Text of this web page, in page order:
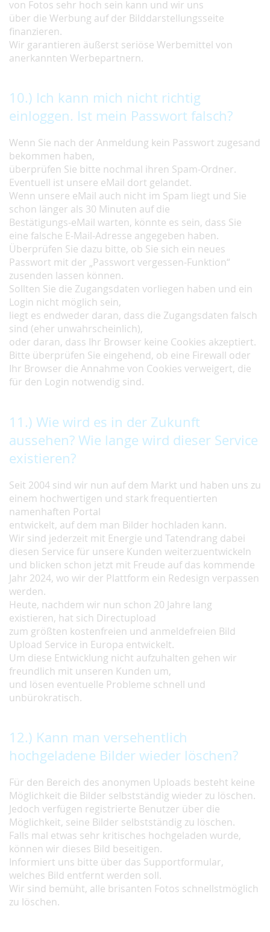
von Fotos sehr hoch sein kann und wir uns
über die Werbung auf der Bilddarstellungsseite
finanzieren.
Wir garantieren äußerst seriöse Werbemittel von
anerkannten Werbepartnern.
10.) Ich kann mich nicht richtig
einloggen. Ist mein Passwort falsch?
Wenn Sie nach der Anmeldung kein Passwort zugesand
bekommen haben,
überprüfen Sie bitte nochmal ihren Spam-Ordner.
Eventuell ist unsere eMail dort gelandet.
Wenn unsere eMail auch nicht im Spam liegt und Sie
schon länger als 30 Minuten auf die
Bestätigungs-eMail warten, könnte es sein, dass Sie
eine falsche E-Mail-Adresse angegeben haben.
Überprüfen Sie dazu bitte, ob Sie sich ein neues
Passwort mit der „Passwort vergessen-Funktion“
zusenden lassen können.
Sollten Sie die Zugangsdaten vorliegen haben und ein
Login nicht möglich sein,
liegt es endweder daran, dass die Zugangsdaten falsch
sind (eher unwahrscheinlich),
oder daran, dass Ihr Browser keine Cookies akzeptiert.
Bitte überprüfen Sie eingehend, ob eine Firewall oder
Ihr Browser die Annahme von Cookies verweigert, die
für den Login notwendig sind.
11.) Wie wird es in der Zukunft
aussehen? Wie lange wird dieser Service
existieren?
Seit 2004 sind wir nun auf dem Markt und haben uns zu
einem hochwertigen und stark frequentierten
namenhaften Portal
entwickelt, auf dem man Bilder hochladen kann.
Wir sind jederzeit mit Energie und Tatendrang dabei
diesen Service für unsere Kunden weiterzuentwickeln
und blicken schon jetzt mit Freude auf das kommende
Jahr 2024, wo wir der Plattform ein Redesign verpassen
werden.
Heute, nachdem wir nun schon 20 Jahre lang
existieren, hat sich Directupload
zum größten kostenfreien und anmeldefreien Bild
Upload Service in Europa entwickelt.
Um diese Entwicklung nicht aufzuhalten gehen wir
freundlich mit unseren Kunden um,
und lösen eventuelle Probleme schnell und
unbürokratisch.
12.) Kann man versehentlich
hochgeladene Bilder wieder löschen?
Für den Bereich des anonymen Uploads besteht keine
Möglichkeit die Bilder selbstständig wieder zu löschen.
Jedoch verfügen registrierte Benutzer über die
Möglichkeit, seine Bilder selbstständig zu löschen.
Falls mal etwas sehr kritisches hochgeladen wurde,
können wir dieses Bild beseitigen.
Informiert uns bitte über das Supportformular,
welches Bild entfernt werden soll.
Wir sind bemüht, alle brisanten Fotos schnellstmöglich
zu löschen.